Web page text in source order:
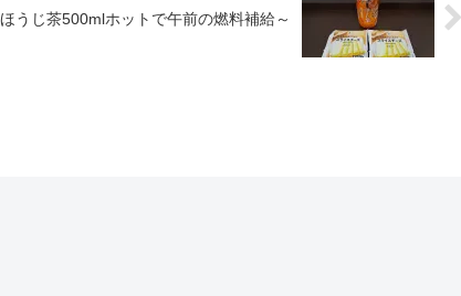
うじ茶500mlホットで午前の燃料補給～